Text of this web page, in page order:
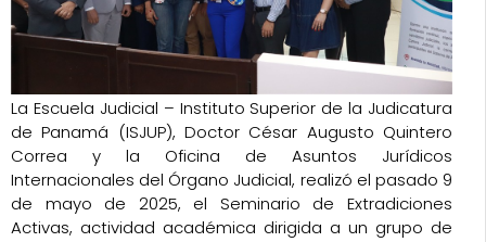
La Escuela Judicial – Instituto Superior de la Judicatura
de Panamá (ISJUP), Doctor César Augusto Quintero
Correa y la Oficina de Asuntos Jurídicos
Internacionales del Órgano Judicial, realizó el pasado 9
de mayo de 2025, el Seminario de Extradiciones
Activas, actividad académica dirigida a un grupo de